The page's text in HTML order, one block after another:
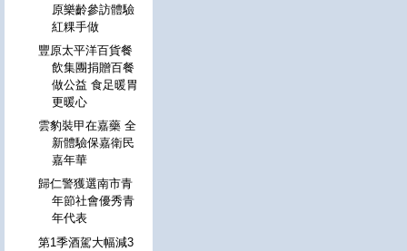
原樂齡參訪體驗
紅粿手做
豐原太平洋百貨餐
飲集團捐贈百餐
做公益 食足暖胃
更暖心
雲豹裝甲在嘉藥 全
新體驗保嘉衛民
嘉年華
歸仁警獲選南市青
年節社會優秀青
年代表
第1季酒駕大幅減3